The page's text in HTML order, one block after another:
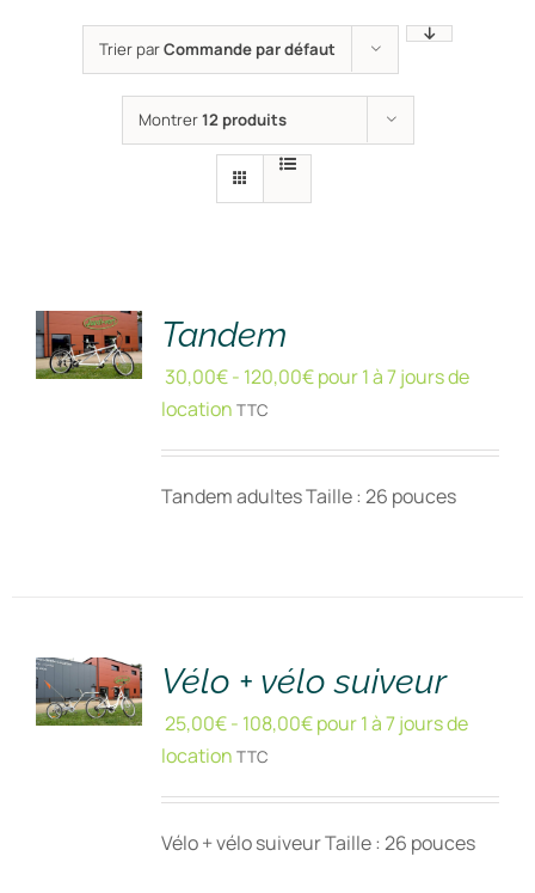
Trier parCommande par défaut
Montrer12 produits
DÉTAILS
Tandem
30,00€- 120,00€pour 1 à 7 jours de
location TTC
Tandem adultes Taille : 26 pouces
DÉTAILS
Vélo + vélo suiveur
25,00€- 108,00€pour 1 à 7 jours de
location TTC
Vélo + vélo suiveur Taille : 26 pouces